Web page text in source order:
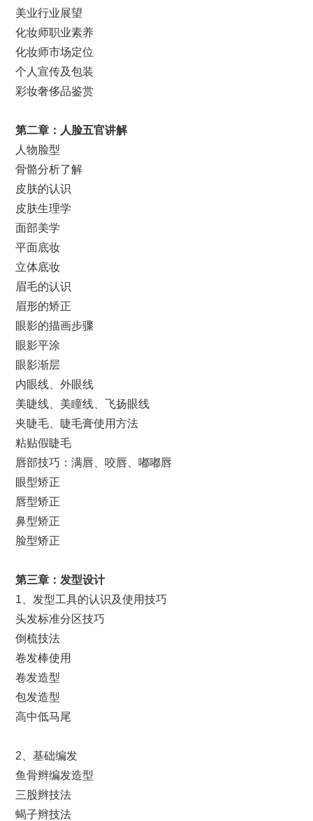
美业行业展望
化妆师职业素养
化妆师市场定位
个人宣传及包装
彩妆奢侈品鉴赏
第二章： 人脸五官讲解
人物脸型
骨骼分析了解
皮肤的认识
皮肤生理学
面部美学
平面底妆
立体底妆
眉毛的认识
眉形的矫正
眼影的描画步骤
眼影平涂
眼影渐层
内眼线、外眼线
美睫线、美瞳线、飞扬眼线
夹睫毛、睫毛膏使用方法
粘贴假睫毛
唇部技巧：满唇、咬唇、嘟嘟唇
眼型矫正
唇型矫正
鼻型矫正
脸型矫正
第三章：发型设计
1、发型工具的认识及使用技巧
头发标准分区技巧
倒梳技法
卷发棒使用
卷发造型
包发造型
高中低马尾
2、基础编发
鱼骨辫编发造型
三股辫技法
蝎子辫技法